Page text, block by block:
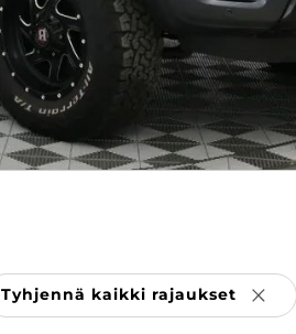
Tyhjennä kaikki rajaukset